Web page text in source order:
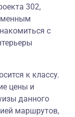
302,
с
к классу.
цены и
данного
маршрутов,